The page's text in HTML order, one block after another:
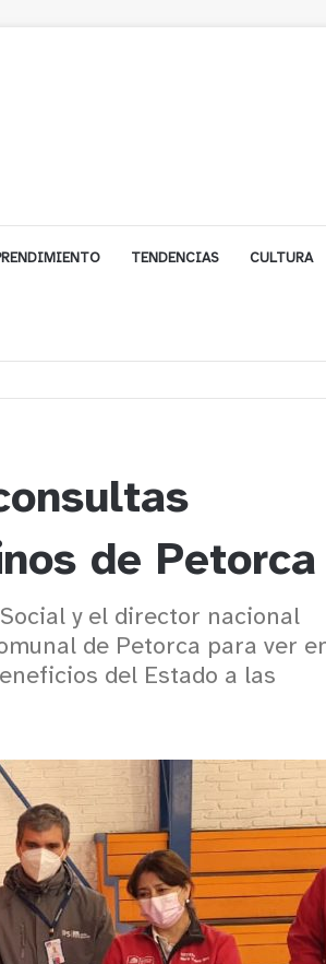
TENDENCIAS CULTURA
claves para decidir en medio del alto
de Petorca
y el director nacional
de Petorca para ver
del Estado a las